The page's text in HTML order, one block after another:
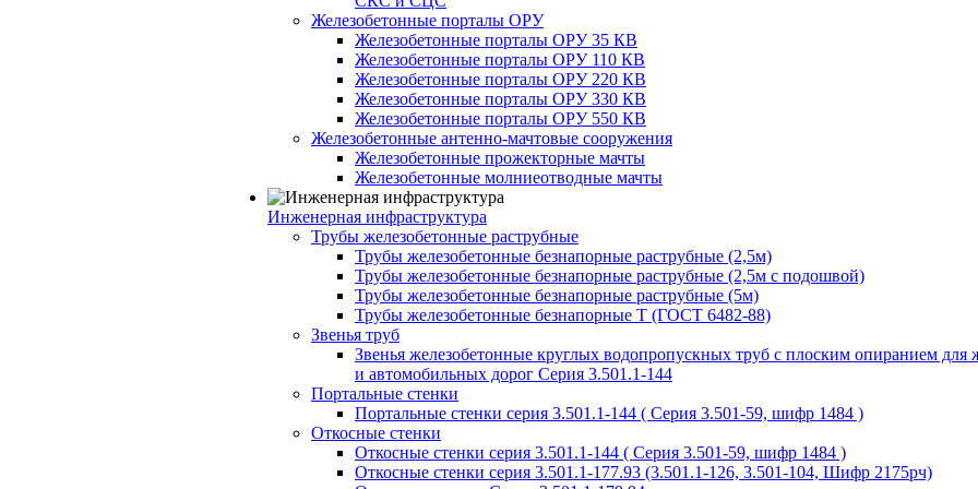
Железобетонные порталы ОРУ
Железобетонные порталы ОРУ 35 КВ
Железобетонные порталы ОРУ 110 КВ
Железобетонные порталы ОРУ 220 КВ
Железобетонные порталы ОРУ 330 КВ
Железобетонные порталы ОРУ 550 КВ
Железобетонные антенно-мачтовые сооружения
Железобетонные прожекторные мачты
Железобетонные молниеотводные мачты
Инженерная инфраструктура
Трубы железобетонные раструбные
Трубы железобетонные безнапорные раструбные (2,5м)
Трубы железобетонные безнапорные раструбные (2,5м с подошвой)
Трубы железобетонные безнапорные раструбные (5м)
Трубы железобетонные безнапорные Т (ГОСТ 6482-88)
Звенья труб
Звенья железобетонные круглых водопропускных труб с плоским опиранием для
и автомобильных дорог Серия 3.501.1-144
Портальные стенки
Портальные стенки серия 3.501.1-144 ( Серия 3.501-59, шифр 1484 )
Откосные стенки
Откосные стенки серия 3.501.1-144 ( Серия 3.501-59, шифр 1484 )
Откосные стенки серия 3.501.1-177.93 (3.501.1-126, 3.501-104, Шифр 2175рч)